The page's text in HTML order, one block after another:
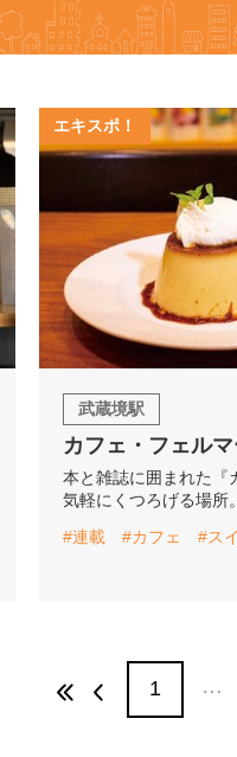
エキスポ！
武蔵境駅
カフェ・フェルマ
本と雑誌に囲まれた『
気軽にくつろげる場所
#連載
#カフェ #ス
1 …